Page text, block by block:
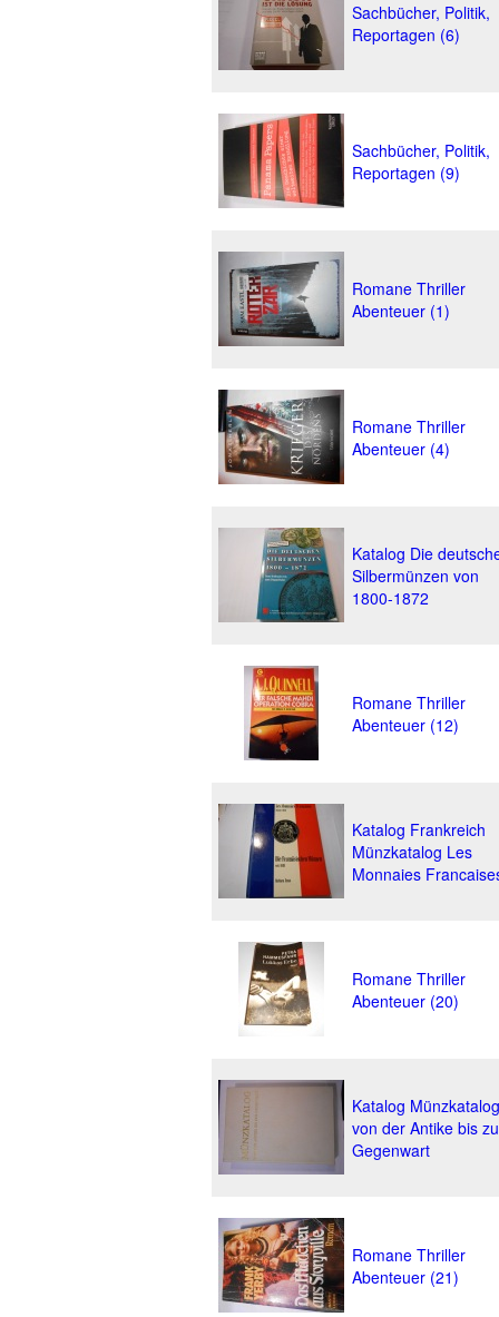
Sachbücher, Politik,
Reportagen (6)
Sachbücher, Politik,
Reportagen (9)
Romane Thriller
Abenteuer (1)
Romane Thriller
Abenteuer (4)
Katalog Die
Silbermünzen von
1800-1872
Romane Thriller
Abenteuer (12)
Katalog Frankreich
Münzkatalog Les
Monnaies
Romane Thriller
Abenteuer (20)
Katalog Münzkatalog
von der Antike bis
Gegenwart
Romane Thriller
Abenteuer (21)